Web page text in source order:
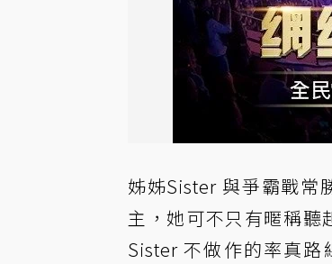
姊姊Sister 與爭霸戰常
主，她可不只有暱稱聽
Sister 不做作的率真